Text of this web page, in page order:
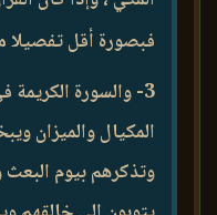
فبصورة أقل تفصيلا
3- والسورة
المكيال والميزان
وتذكرهم بيوم البعث